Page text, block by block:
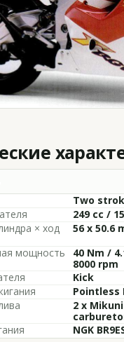
Two
249 cc /
× ход
56 x 50.6
мощность
40 Nm /
8000 rpm
Kick
Pointless
2 x
NGK